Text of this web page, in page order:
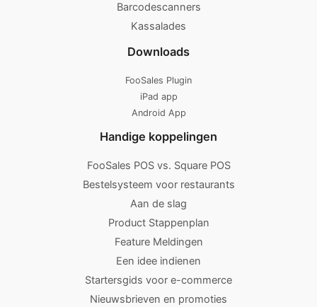
Barcodescanners
Kassalades
Downloads
FooSales Plugin
iPad app
Android App
Handige koppelingen
FooSales POS vs. Square POS
Bestelsysteem voor restaurants
Aan de slag
Product Stappenplan
Feature Meldingen
Een idee indienen
Startersgids voor e-commerce
Nieuwsbrieven en promoties